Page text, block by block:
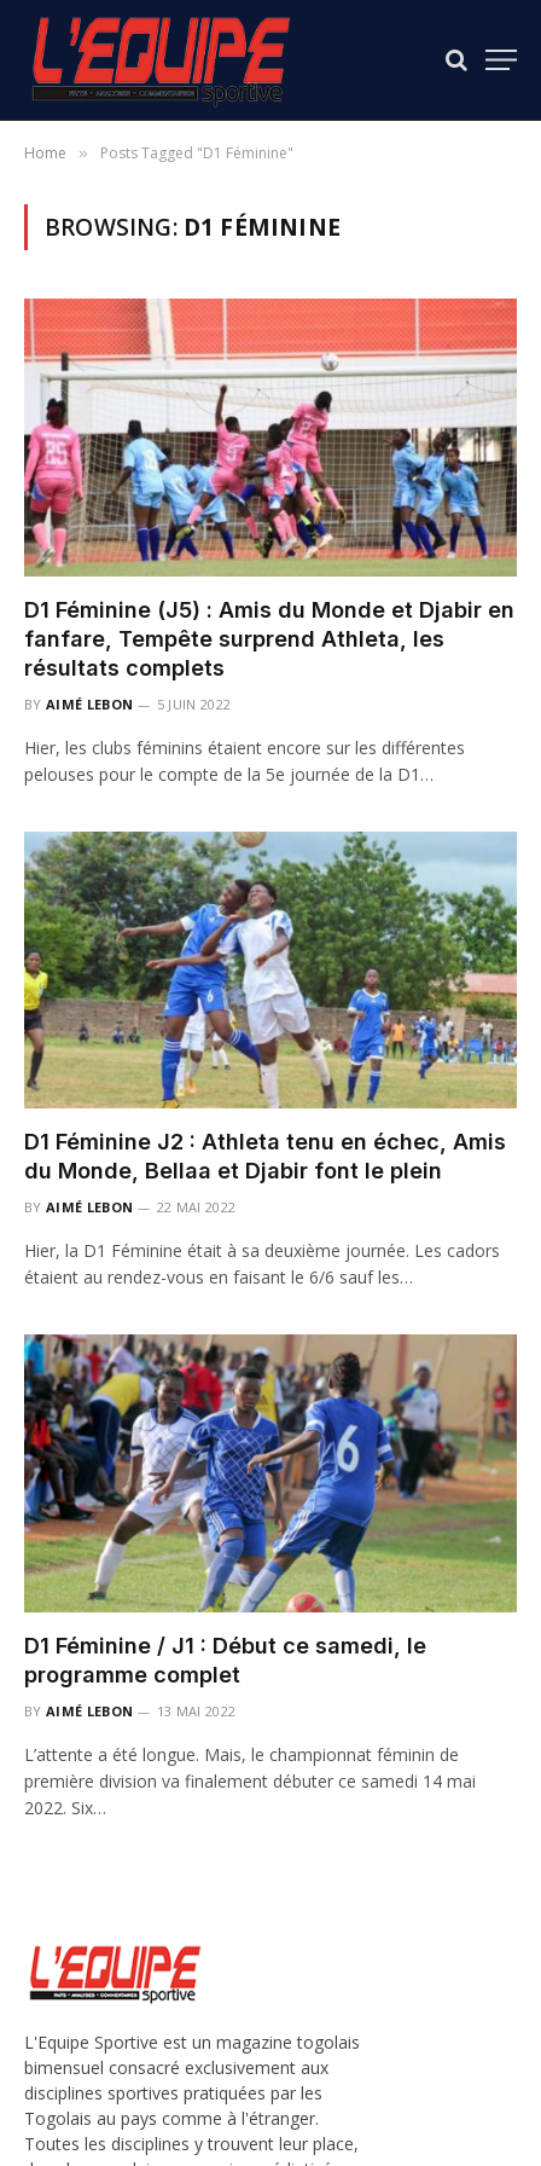
Home » Posts Tagged "D1 Féminine"
BROWSING: D1 FÉMININE
D1 Féminine (J5) : Amis du Monde et Djabir en
fanfare, Tempête surprend Athleta, les
résultats complets
BY AIMÉ LEBON 5 JUIN 2022
Hier, les clubs féminins étaient encore sur les différentes
pelouses pour le compte de la 5e journée de la D1…
D1 Féminine J2 : Athleta tenu en échec, Amis
du Monde, Bellaa et Djabir font le plein
BY AIMÉ LEBON 22 MAI 2022
Hier, la D1 Féminine était à sa deuxième journée. Les cadors
étaient au rendez-vous en faisant le 6/6 sauf les…
D1 Féminine / J1 : Début ce samedi, le
programme complet
BY AIMÉ LEBON 13 MAI 2022
L’attente a été longue. Mais, le championnat féminin de
première division va finalement débuter ce samedi 14 mai
2022. Six…
L'Equipe Sportive est un magazine togolais
bimensuel consacré exclusivement aux
disciplines sportives pratiquées par les
Togolais au pays comme à l'étranger.
Toutes les disciplines y trouvent leur place,